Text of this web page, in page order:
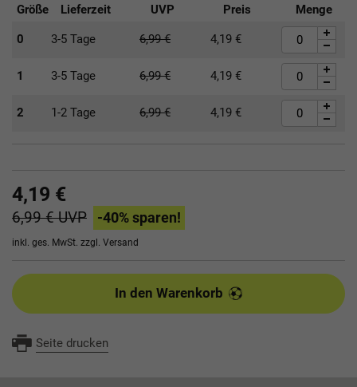
Größe Lieferzeit UVP Preis Menge
0 3-5 Tage 6,99€ 4,19 €
1 3-5 Tage 6,99€ 4,19 €
2 1-2 Tage 6,99€ 4,19 €
4,19 €
6,99 €UVP -40% sparen!
inkl. ges. MwSt. zzgl. Versand
In den Warenkorb
Seite drucken